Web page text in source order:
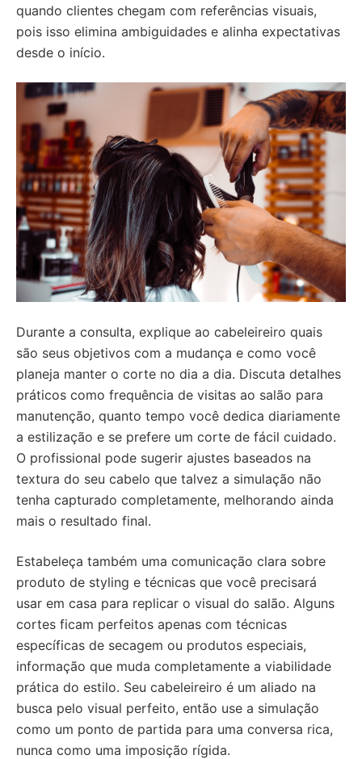
quando clientes chegam com referências visuais,
pois isso elimina ambiguidades e alinha expectativas
desde o início.
Durante a consulta, explique ao cabeleireiro quais
são seus objetivos com a mudança e como você
planeja manter o corte no dia a dia. Discuta detalhes
práticos como frequência de visitas ao salão para
manutenção, quanto tempo você dedica diariamente
a estilização e se prefere um corte de fácil cuidado.
O profissional pode sugerir ajustes baseados na
textura do seu cabelo que talvez a simulação não
tenha capturado completamente, melhorando ainda
mais o resultado final.
Estabeleça também uma comunicação clara sobre
produto de styling e técnicas que você precisará
usar em casa para replicar o visual do salão. Alguns
cortes ficam perfeitos apenas com técnicas
específicas de secagem ou produtos especiais,
informação que muda completamente a viabilidade
prática do estilo. Seu cabeleireiro é um aliado na
busca pelo visual perfeito, então use a simulação
como um ponto de partida para uma conversa rica,
nunca como uma imposição rígida.